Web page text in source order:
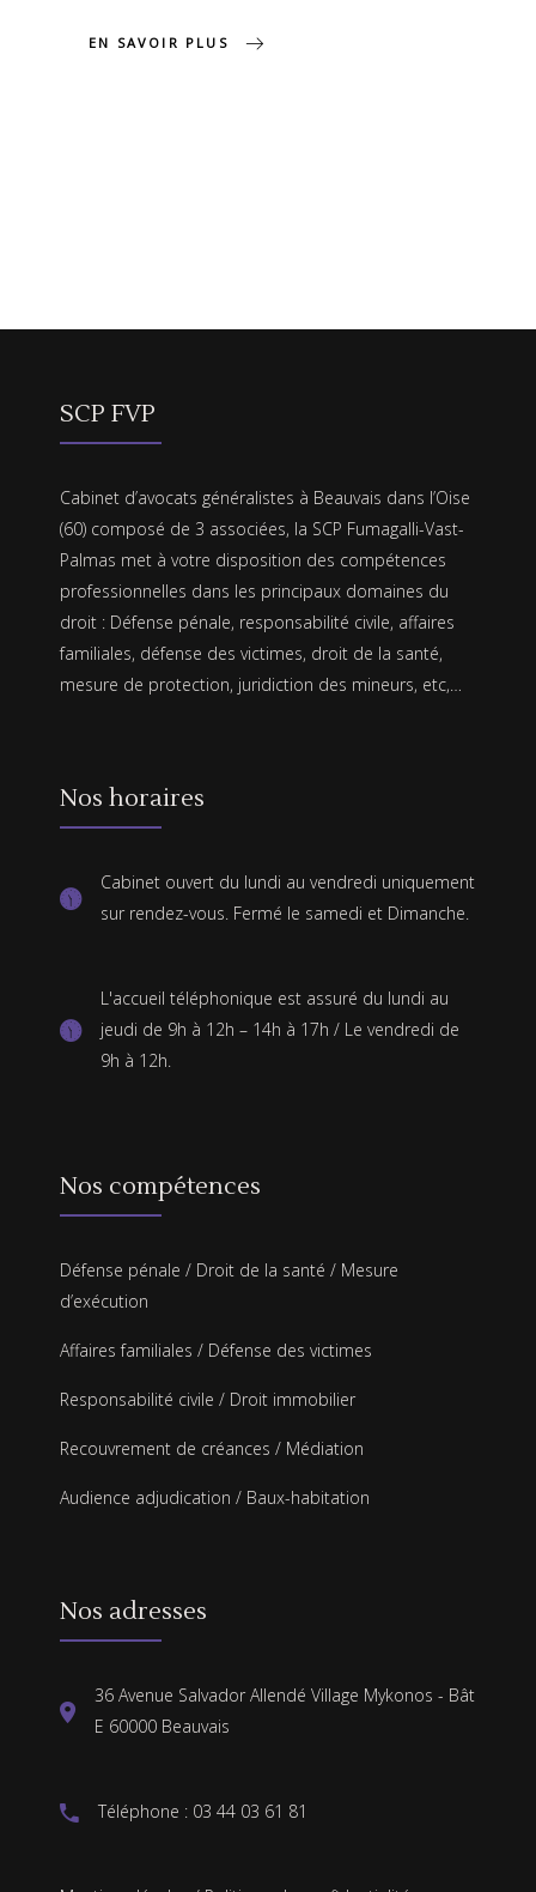
EN SAVOIR PLUS
SCP FVP
Cabinet d’avocats généralistes à Beauvais dans l’Oise
(60) composé de 3 associées, la SCP Fumagalli-Vast-
Palmas met à votre disposition des compétences
professionnelles dans les principaux domaines du
droit : Défense pénale, responsabilité civile, affaires
familiales, défense des victimes, droit de la santé,
mesure de protection, juridiction des mineurs, etc,…
Nos horaires
Cabinet ouvert du lundi au vendredi uniquement
sur rendez-vous. Fermé le samedi et Dimanche.
L'accueil téléphonique est assuré du lundi au
jeudi de 9h à 12h – 14h à 17h / Le vendredi de
9h à 12h.
Nos compétences
Défense pénale / Droit de la santé / Mesure
d’exécution
Affaires familiales / Défense des victimes
Responsabilité civile / Droit immobilier
Recouvrement de créances / Médiation
Audience adjudication / Baux-habitation
Nos adresses
36 Avenue Salvador Allendé Village Mykonos - Bât
E 60000 Beauvais
Téléphone : 03 44 03 61 81